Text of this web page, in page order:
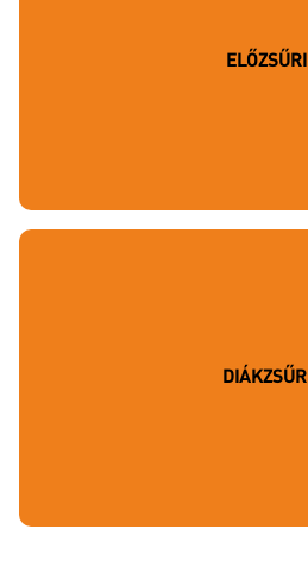
ELŐZSŰRI
DIÁKZSŰRI